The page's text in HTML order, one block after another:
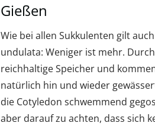
Gießen
Wie bei allen Sukkulenten gilt
undulata: Weniger ist mehr.
reichhaltige Speicher und
natürlich hin und wieder
die Cotyledon schwemmend
aber darauf zu achten, dass sich